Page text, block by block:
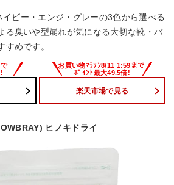
ビー・エンジ・グレーの3色から選べる
る臭いや型崩れが気になる大切な靴・バ
すめです。
楽天市場で見る
ヒノキドライ